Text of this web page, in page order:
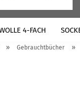
4-FACH
» Gebrauchtbücher »